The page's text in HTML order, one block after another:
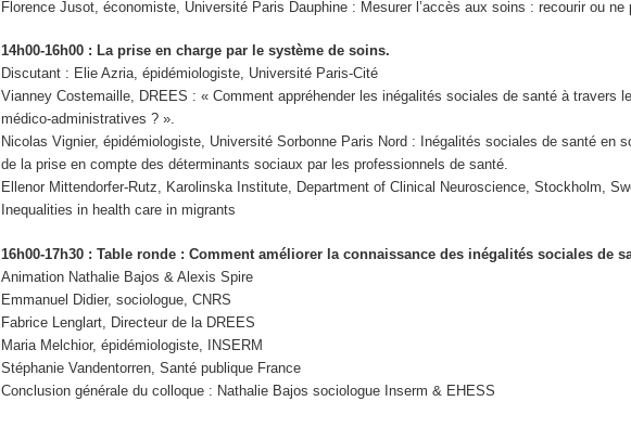
Florence Jusot, économiste, Université Paris Dauphine : Mesurer l’accès aux soins : recourir ou ne
14h00-16h00 : La prise en charge par le système de soins.
Discutant : Elie Azria, épidémiologiste, Université Paris-Cité
Vianney Costemaille, DREES : « Comment appréhender les inégalités sociales de santé à travers
médico-administratives ? ».
Nicolas Vignier, épidémiologiste, Université Sorbonne Paris Nord : Inégalités sociales de santé en
de la prise en compte des déterminants sociaux par les professionnels de santé.
Ellenor Mittendorfer-Rutz, Karolinska Institute, Department of Clinical Neuroscience, Stockholm,
Inequalities in health care in migrants
16h00-17h30 : Table ronde : Comment améliorer la connaissance des inégalités sociales de
Animation Nathalie Bajos & Alexis Spire
Emmanuel Didier, sociologue, CNRS
Fabrice Lenglart, Directeur de la DREES
Maria Melchior, épidémiologiste, INSERM
Stéphanie Vandentorren, Santé publique France
Conclusion générale du colloque : Nathalie Bajos sociologue Inserm & EHESS